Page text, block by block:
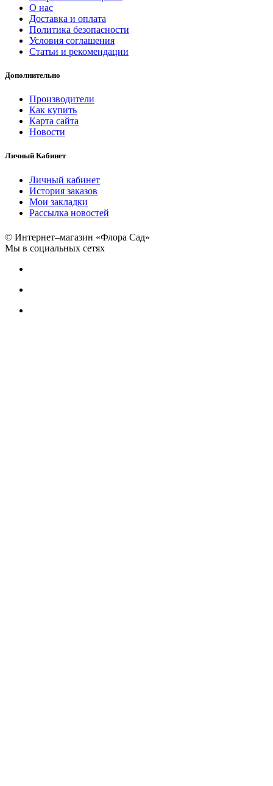
О нас
Доставка и оплата
Политика безопасности
Условия соглашения
Статьи и рекомендации
Дополнительно
Производители
Как купить
Карта сайта
Новости
Личный Кабинет
Личный кабинет
История заказов
Мои закладки
Рассылка новостей
© Интернет–магазин «Флора Сад»
Мы в социальных сетях